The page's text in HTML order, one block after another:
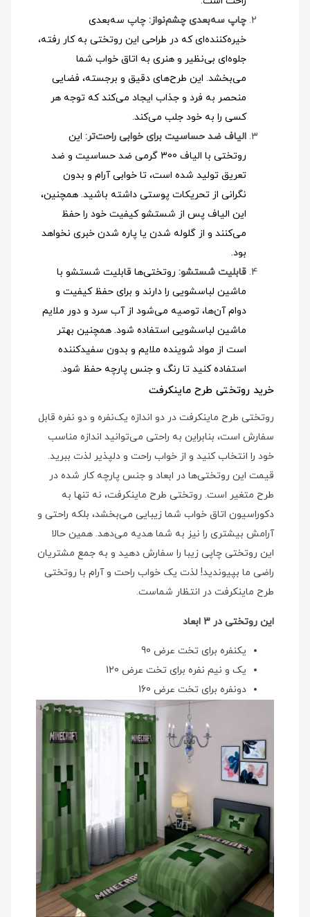
چاپ سه‌بعدی چشم‌نواز: چاپ سه‌بعدی
خیره‌کننده‌ای که در طراحی این روتختی به کار رفته،
جلوه‌ای بی‌نظیر و هنری به اتاق خواب شما
می‌بخشد. این طرح‌های دقیق و برجسته، فضایی
منحصر به فرد و جذاب ایجاد می‌کند که توجه هر
کسی را به خود جلب می‌کند.
الیاف ضد حساسیت برای خوابی راحت‌تر: این
روتختی با الیاف 300 گرمی ضد حساسیت و ضد
تعریق تولید شده است، تا خوابی آرام و بدون
نگرانی از تحریکات پوستی داشته باشید. همچنین،
این الیاف پس از شستشو کیفیت خود را حفظ
می‌کنند و از گلوله شدن یا پاره شدن خبری نخواهد
بود.
قابلیت شستشو: روتختی‌ها قابلیت شستشو با
ماشین لباسشویی را دارند و برای حفظ کیفیت و
دوام آن‌ها، توصیه می‌شود از آب سرد و دور ملایم
ماشین لباسشویی استفاده شود. همچنین بهتر
است از مواد شوینده ملایم و بدون سفیدکننده
استفاده کنید تا رنگ و جنس پارچه حفظ شود.
خرید روتختی طرح ماینکرفت
روتختی طرح ماینکرفت در دو اندازه یک‌نفره و دو نفره قابل
سفارش است، بنابراین به راحتی می‌توانید اندازه مناسب
خود را انتخاب کنید و از خواب راحت و دلپذیر لذت ببرید.
قیمت این روتختی‌ها در ابعاد و جنس پارچه کار شده در
طرح متغیر است. روتختی طرح ماینکرفت، نه تنها به
دکوراسیون اتاق خواب شما زیبایی می‌بخشد، بلکه راحتی و
آرامش بیشتری را نیز به شما هدیه می‌دهد. همین حالا
این روتختی چاپی زیبا را سفارش دهید و به جمع مشتریان
راضی ما بپیوندید! لذت یک خواب راحت و آرام با روتختی
طرح ماینکرفت در انتظار شماست.
این روتختی در 3 ابعاد
یکنفره برای تخت عرض 90
یک و نیم نفره برای تخت عرض 120
دونفره برای تخت عرض 160